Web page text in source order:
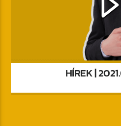
HÍREK |